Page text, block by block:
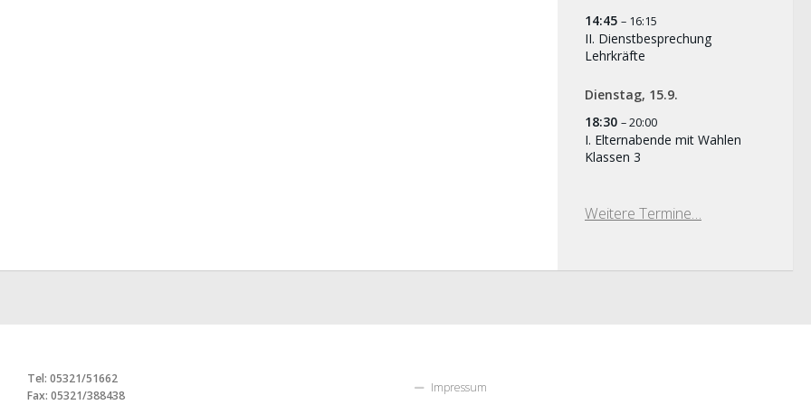
14:45 – 16:15
II. Dienstbesprechung
Lehrkräfte
Dienstag, 15.9.
18:30 – 20:00
I. Elternabende mit Wahlen
Klassen 3
Weitere Termine…
Tel: 05321/51662
Fax: 05321/388438
Impressum